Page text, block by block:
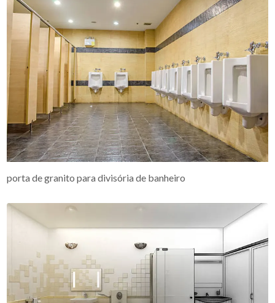
porta de granito para divisória de banheiro